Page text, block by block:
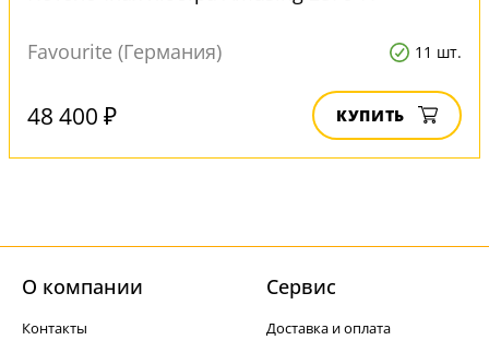
Favourite (Германия) 11 шт.
48 400 ₽ КУПИТЬ
О компании
Контакты
Cервис
Доставка и оплата